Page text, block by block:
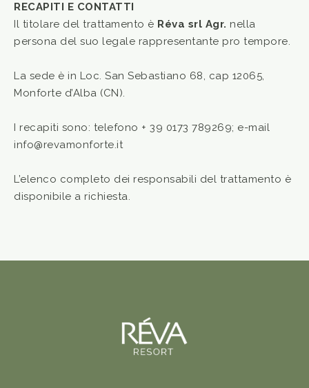
RECAPITI E CONTATTI
Il titolare del trattamento è Réva srl Agr. nella
persona del suo legale rappresentante pro tempore.
La sede è in Loc. San Sebastiano 68, cap 12065,
Monforte d’Alba (CN).
I recapiti sono: telefono + 39 0173 789269; e-mail
info@revamonforte.it
L’elenco completo dei responsabili del trattamento è
disponibile a richiesta.